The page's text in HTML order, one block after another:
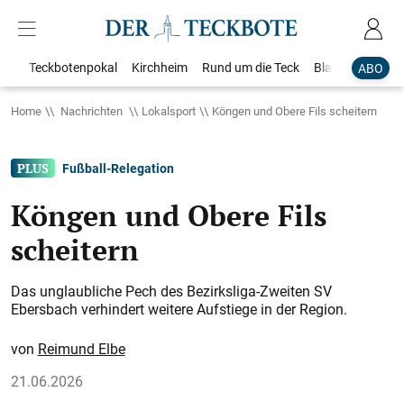
ABO
Teckbotenpokal Kirchheim Rund um die Teck Blaulicht
Home Nachrichten Lokalsport Köngen und Obere Fils scheitern
Fußball-Relegation
Köngen und Obere Fils
scheitern
Das unglaubliche Pech des Bezirksliga-Zweiten SV
Ebersbach verhindert weitere Aufstiege in der Region.
Reimund Elbe
21.06.2026